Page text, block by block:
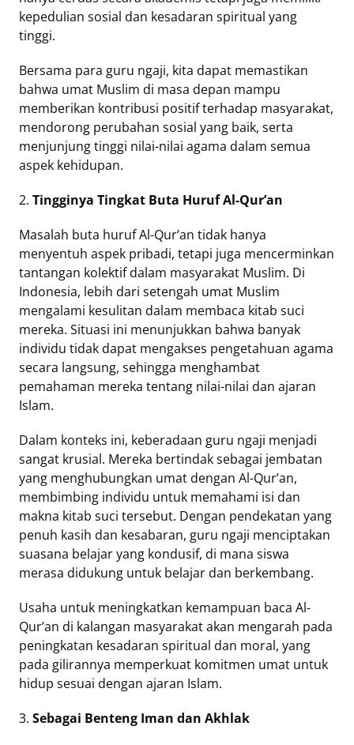
kepedulian sosial dan kesadaran spiritual yang
tinggi.
Bersama para guru ngaji, kita dapat memastikan
bahwa umat Muslim di masa depan mampu
memberikan kontribusi positif terhadap masyarakat,
mendorong perubahan sosial yang baik, serta
menjunjung tinggi nilai-nilai agama dalam semua
aspek kehidupan.
2. Tingginya Tingkat Buta Huruf Al-Qur’an
Masalah buta huruf Al-Qur’an tidak hanya
menyentuh aspek pribadi, tetapi juga mencerminkan
tantangan kolektif dalam masyarakat Muslim. Di
Indonesia, lebih dari setengah umat Muslim
mengalami kesulitan dalam membaca kitab suci
mereka. Situasi ini menunjukkan bahwa banyak
individu tidak dapat mengakses pengetahuan agama
secara langsung, sehingga menghambat
pemahaman mereka tentang nilai-nilai dan ajaran
Islam.
Dalam konteks ini, keberadaan guru ngaji menjadi
sangat krusial. Mereka bertindak sebagai jembatan
yang menghubungkan umat dengan Al-Qur’an,
membimbing individu untuk memahami isi dan
makna kitab suci tersebut. Dengan pendekatan yang
penuh kasih dan kesabaran, guru ngaji menciptakan
suasana belajar yang kondusif, di mana siswa
merasa didukung untuk belajar dan berkembang.
Usaha untuk meningkatkan kemampuan baca Al-
Qur’an di kalangan masyarakat akan mengarah pada
peningkatan kesadaran spiritual dan moral, yang
pada gilirannya memperkuat komitmen umat untuk
hidup sesuai dengan ajaran Islam.
3. Sebagai Benteng Iman dan Akhlak